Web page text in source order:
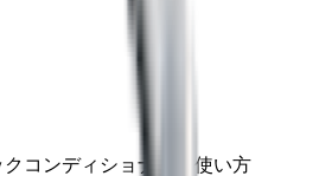
クコンディショナーの使い方